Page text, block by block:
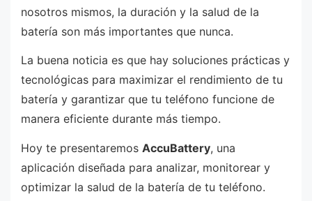
nosotros mismos, la duración y la salud de la
batería son más importantes que nunca.
La buena noticia es que hay soluciones prácticas y
tecnológicas para maximizar el rendimiento de tu
batería y garantizar que tu teléfono funcione de
manera eficiente durante más tiempo.
Hoy te presentaremos AccuBattery, una
aplicación diseñada para analizar, monitorear y
optimizar la salud de la batería de tu teléfono.